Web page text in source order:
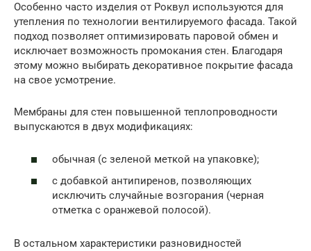
Особенно часто изделия от Роквул используются для
утепления по технологии вентилируемого фасада. Такой
подход позволяет оптимизировать паровой обмен и
исключает возможность промокания стен. Благодаря
этому можно выбирать декоративное покрытие фасада
на свое усмотрение.
Мембраны для стен повышенной теплопроводности
выпускаются в двух модификациях:
обычная (с зеленой меткой на упаковке);
с добавкой антипиренов, позволяющих
исключить случайные возгорания (черная
отметка с оранжевой полосой).
В остальном характеристики разновидностей